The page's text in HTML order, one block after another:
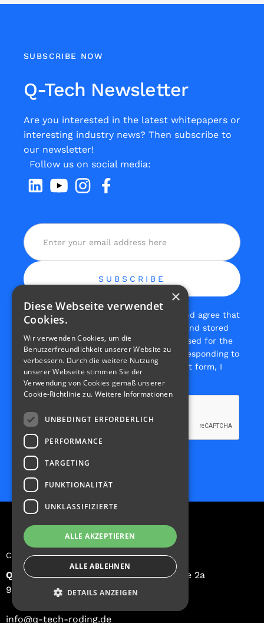
SUBSCRIBE NOW
Q-Tech Newsletter
Are you interested in the latest whitepapers or
interesting industry news? Then subscribe to
our newsletter!
Follow us on social media:
Yes, I have read the
and agree that
the data I provide will be collected and stored
electronically. My data will only be used for the
specific purpose of processing and responding to
my inquiry. By submitting the contact form, I
agree to the processing of my data.
Contact
Q-Tech Roding GmbHWeiherhausstraße 2a
93426 Roding Germany
info@q-tech-roding.de
×
Diese Webseite verwendet
Cookies.
Wir verwenden Cookies, um die
Benutzerfreundlichkeit unserer Website zu
verbessern. Durch die weitere Nutzung
unserer Webseite stimmen Sie der
Verwendung von Cookies gemäß unserer
Cookie-Richtlinie zu. Weitere Informationen
UNBEDINGT ERFORDERLICH
PERFORMANCE
TARGETING
FUNKTIONALITÄT
UNKLASSIFIZIERTE
ALLE AKZEPTIEREN
ALLE ABLEHNEN
DETAILS ANZEIGEN